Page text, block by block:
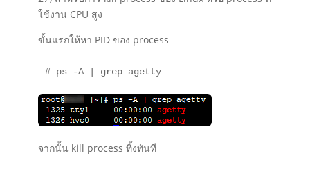
ใช้งาน CPU สูง
ขั้นแรกให้หา PID ของ process
# ps -A | grep agetty
จากนั้น kill process ทิ้งทันที